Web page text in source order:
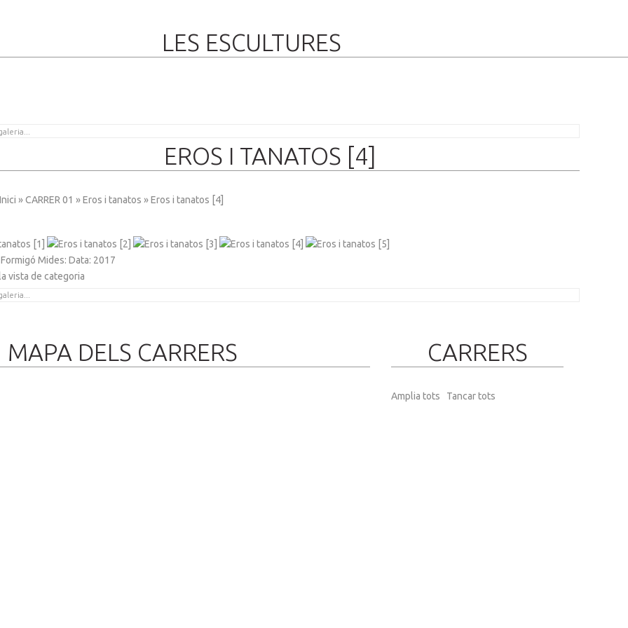
LES ESCULTURES
EROS I TANATOS [4]
»CARRER 01 »Eros i tanatos » Eros i tanatos [4]
Mides: Data: 2017
vista de categoria
MAPA DELS CARRERS CARRERS
Amplia tots Tancar tots